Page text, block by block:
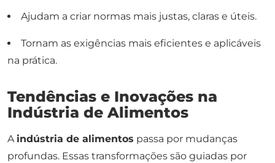
Ajudam a criar normas mais justas, claras e úteis.
Tornam as exigências mais eficientes e aplicáveis
na prática.
Tendências e Inovações na
Indústria de Alimentos
A indústria de alimentos passa por mudanças
profundas. Essas transformações são guiadas por